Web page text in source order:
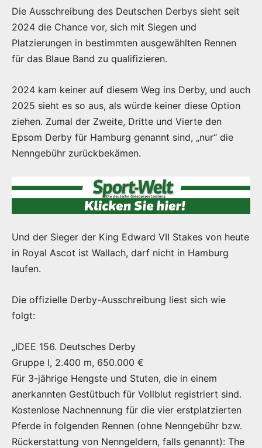
Die Ausschreibung des Deutschen Derbys sieht seit
2024 die Chance vor, sich mit Siegen und
Platzierungen in bestimmten ausgewählten Rennen
für das Blaue Band zu qualifizieren.
2024 kam keiner auf diesem Weg ins Derby, und auch
2025 sieht es so aus, als würde keiner diese Option
ziehen. Zumal der Zweite, Dritte und Vierte den
Epsom Derby für Hamburg genannt sind, „nur“ die
Nenngebühr zurückbekämen.
Und der Sieger der King Edward VII Stakes von heute
in Royal Ascot ist Wallach, darf nicht in Hamburg
laufen.
Die offizielle Derby-Ausschreibung liest sich wie
folgt:
„IDEE 156. Deutsches Derby
Gruppe I, 2.400 m, 650.000 €
Für 3-jährige Hengste und Stuten, die in einem
anerkannten Gestütbuch für Vollblut registriert sind.
Kostenlose Nachnennung für die vier erstplatzierten
Pferde in folgenden Rennen (ohne Nenngebühr bzw.
Rückerstattung von Nenngeldern, falls genannt): The